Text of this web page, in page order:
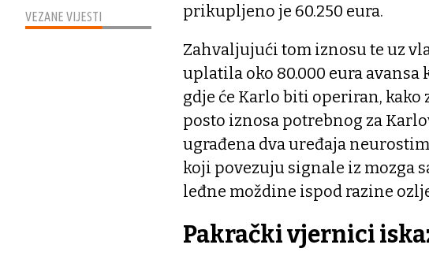
VEZANE VIJESTI
prikupljeno je 60.250 eura.
Zahvaljujući tom iznosu te uz
uplatila oko 80.000 eura
gdje će Karlo biti operiran, kako
posto iznosa potrebnog za
ugrađena dva uređaja
koji povezuju signale iz mozga
leđne moždine ispod razine
Pakrački vjernici